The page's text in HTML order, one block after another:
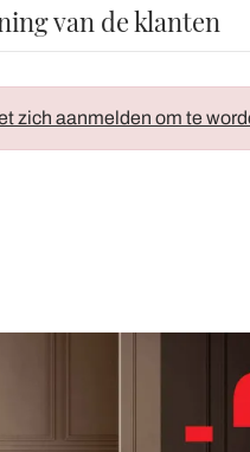
van de klanten
zich aanmelden om te